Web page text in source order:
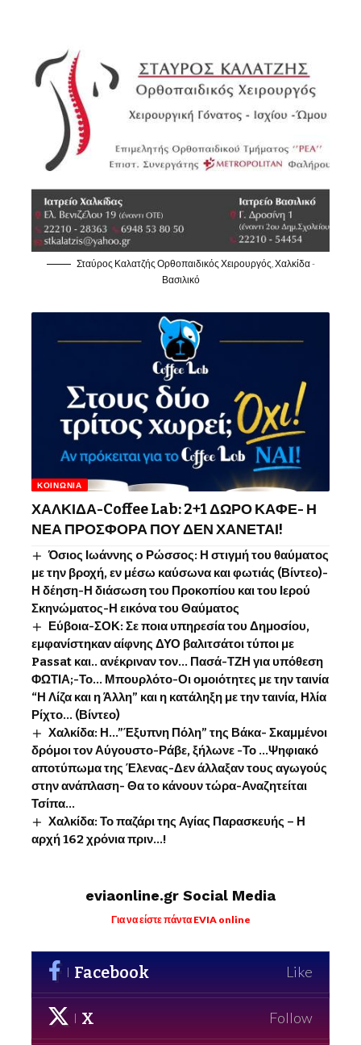
Σταύρος Καλατζής Ορθοπαιδικός Χειρουργός, Χαλκίδα -
Βασιλικό
ΚΟΙΝΩΝΊΑ
ΧΑΛΚΙΔΑ-Coffee Lab: 2+1 ΔΩΡΟ ΚΑΦΕ- Η
ΝΕΑ ΠΡΟΣΦΟΡΑ ΠΟΥ ΔΕΝ ΧΑΝΕΤΑΙ!
Όσιος Ιωάννης o Ρώσσος: Η στιγμή του θαύματος
με την βροχή, εν μέσω καύσωνα και φωτιάς (Βίντεο)-
Η δέηση-Η διάσωση του Προκοπίου και του Ιερού
Σκηνώματος-Η εικόνα του Θαύματος
Εύβοια-ΣΟΚ: Σε ποια υπηρεσία του Δημοσίου,
εμφανίστηκαν αίφνης ΔΥΟ βαλιτσάτοι τύποι με
Passat και.. ανέκριναν τον… Πασά-ΤΖΗ για υπόθεση
ΦΩΤΙΑ;-Το… Μπουρλότο-Οι ομοιότητες με την ταινία
“Η Λίζα και η Άλλη” και η κατάληξη με την ταινία, Ηλία
Ρίχτο… (Βίντεο)
Χαλκίδα: Η…”Έξυπνη Πόλη” της Βάκα- Σκαμμένοι
δρόμοι τον Αύγουστο-Ράβε, ξήλωνε -Το …Ψηφιακό
αποτύπωμα της Έλενας-Δεν άλλαξαν τους αγωγούς
στην ανάπλαση- Θα το κάνουν τώρα-Αναζητείται
Τσίπα…
Χαλκίδα: Το παζάρι της Αγίας Παρασκευής – Η
αρχή 162 χρόνια πριν…!
eviaonline.gr Social Media
Για να είστε πάντα EVIA online
Facebook Like
X Follow